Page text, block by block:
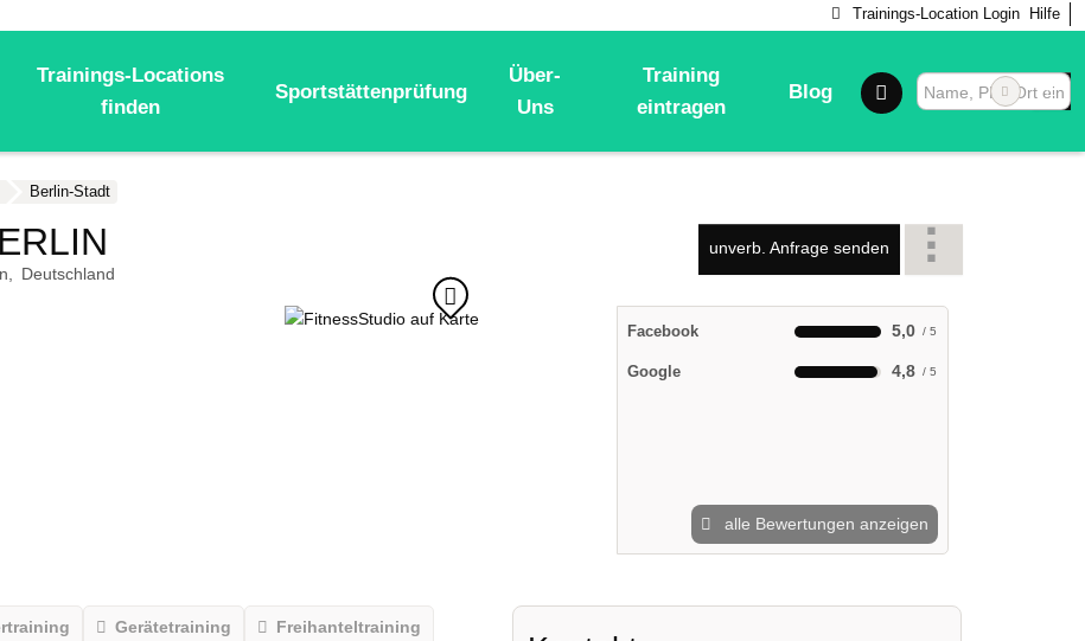
Trainings-Location Login Hilfe
Trainings-Locations
finden
Sportstättenprüfung
Über-
Uns
Training
eintragen
Blog
Berlin-Stadt
Deutschland
unverb. Anfrage senden
Facebook 5,0
Google 4,8
alle Bewertungen anzeigen
Gerätetraining Freihanteltraining